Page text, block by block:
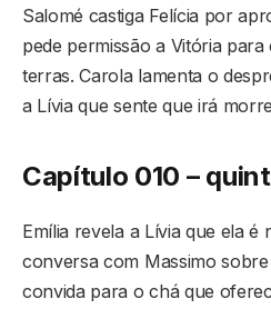
Salomé castiga Felícia por
pede permissão a Vitória
terras. Carola lamenta o
a Lívia que sente que irá
Capítulo 010 –
Emília revela a Lívia que ela é
conversa com Massimo
convida para o chá que